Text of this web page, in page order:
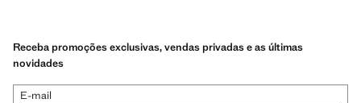
Receba promoções exclusivas, vendas privadas e as últimas
novidades
E-mail